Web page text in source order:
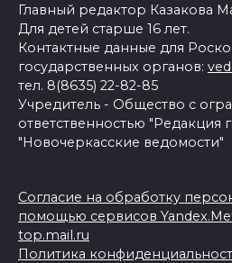
Главный редактор Казакова
Для детей старше 16 лет.
Контактные данные для
государственных органов:
тел. 8(8635) 22-82-85
Учредитель - Общество с
ответственностью "Редакция
"Новочеркасские ведомости"
Согласие на обработку
помощью сервисов
top.mail.ru
Политика